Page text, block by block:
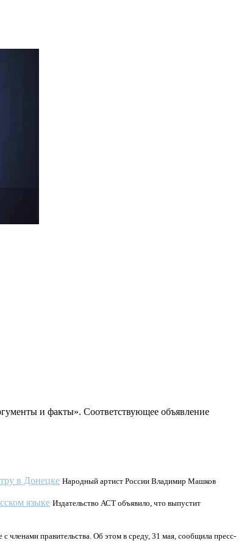
и факты». Соответствующее объявление
в Донецке Народный артист России Владимир Машков
языке Издательство АСТ объявило, что выпустит
членами правительства. Об этом в среду, 31 мая, сообщила пресс-